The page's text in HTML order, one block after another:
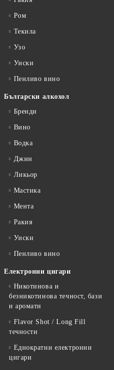
Ром
Текила
Узо
Уиски
Пенливо вино
Български алкохол
Бренди
Вино
Водка
Джин
Ликьор
Мастика
Мента
Ракия
Уиски
Пенливо вино
Електронни цигари
Никотинова и
безникотинова течност, бази
и аромати
Flavor Shot / Long Fill
течности
Еднократни електронни
цигари